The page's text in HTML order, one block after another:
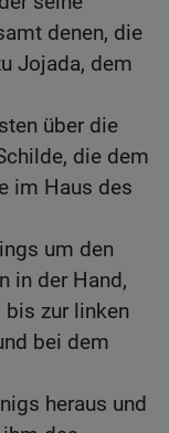
denen, die
Jojada, dem
über die
die dem
im Haus des
um den
in der Hand,
bis zur linken
bei dem
heraus und